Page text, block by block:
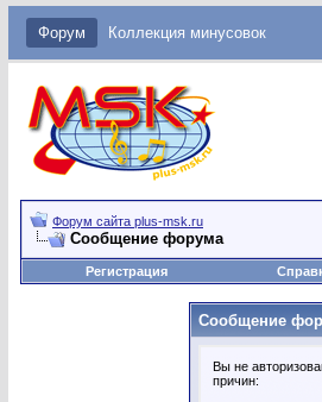
Форум Коллекция минусовок
Форум сайта plus-msk.ru
Сообщение форума
Регистрация
Сообщение
Вы не
причин: